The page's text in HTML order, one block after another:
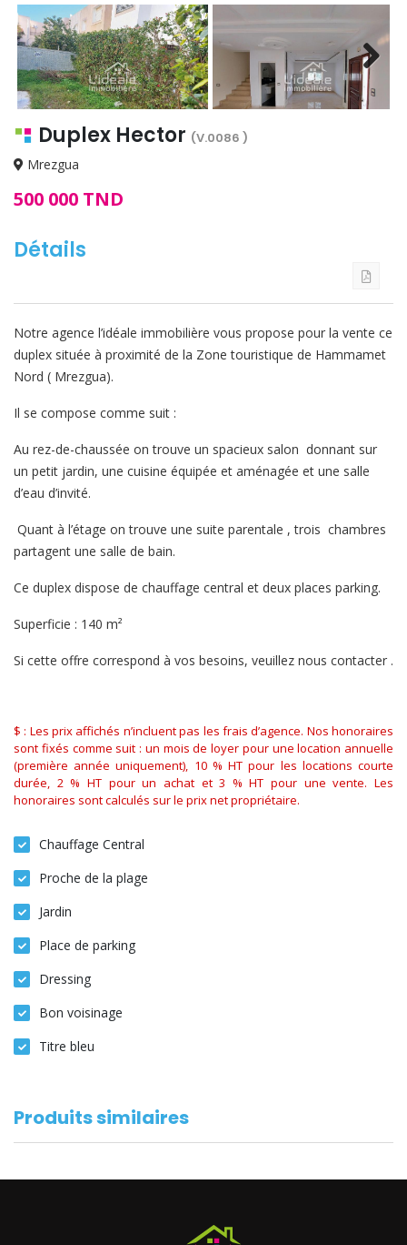
Next
Duplex Hector (V.0086 )
Mrezgua
500 000 TND
Détails
Notre agence l’idéale immobilière vous propose pour la vente ce
duplex située à proximité de la Zone touristique de Hammamet
Nord ( Mrezgua).
Il se compose comme suit :
Au rez-de-chaussée on trouve un spacieux salon donnant sur
un petit jardin, une cuisine équipée et aménagée et une salle
d’eau d’invité.
Quant à l’étage on trouve une suite parentale , trois chambres
partagent une salle de bain.
Ce duplex dispose de chauffage central et deux places parking.
Superficie : 140 m²
Si cette offre correspond à vos besoins, veuillez nous contacter .
$ : Les prix affichés n’incluent pas les frais d’agence. Nos honoraires
sont fixés comme suit : un mois de loyer pour une location annuelle
(première année uniquement), 10 % HT pour les locations courte
durée, 2 % HT pour un achat et 3 % HT pour une vente. Les
honoraires sont calculés sur le prix net propriétaire.
Chauffage Central
Proche de la plage
Jardin
Place de parking
Dressing
Bon voisinage
Titre bleu
Produits similaires